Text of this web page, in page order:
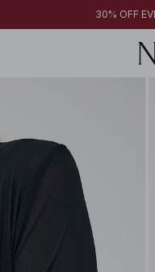
30% OFF